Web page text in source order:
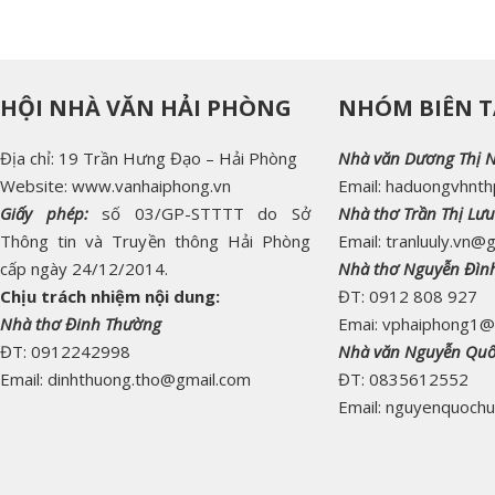
HỘI NHÀ VĂN HẢI PHÒNG
Địa chỉ: 19 Trần Hưng Đạo – Hải Phòng
Website: www.vanhaiphong.vn
Giấy phép:
số 03/GP-STTTT do Sở
Thông tin và Truyền thông Hải Phòng
cấp ngày 24/12/2014.
Chịu trách nhiệm nội dung:
Nhà thơ Đinh Thường
ĐT: 0912242998
Email: dinhthuong.tho@gmail.com
NHÓM BIÊN
Nhà văn Dương Thị
Email:
Nhà thơ Trần Thị
Email:
Nhà thơ Nguyễn
ĐT: 0912 808 927
Emai:
Nhà văn Nguyễn
ĐT: 0835612552
Email: